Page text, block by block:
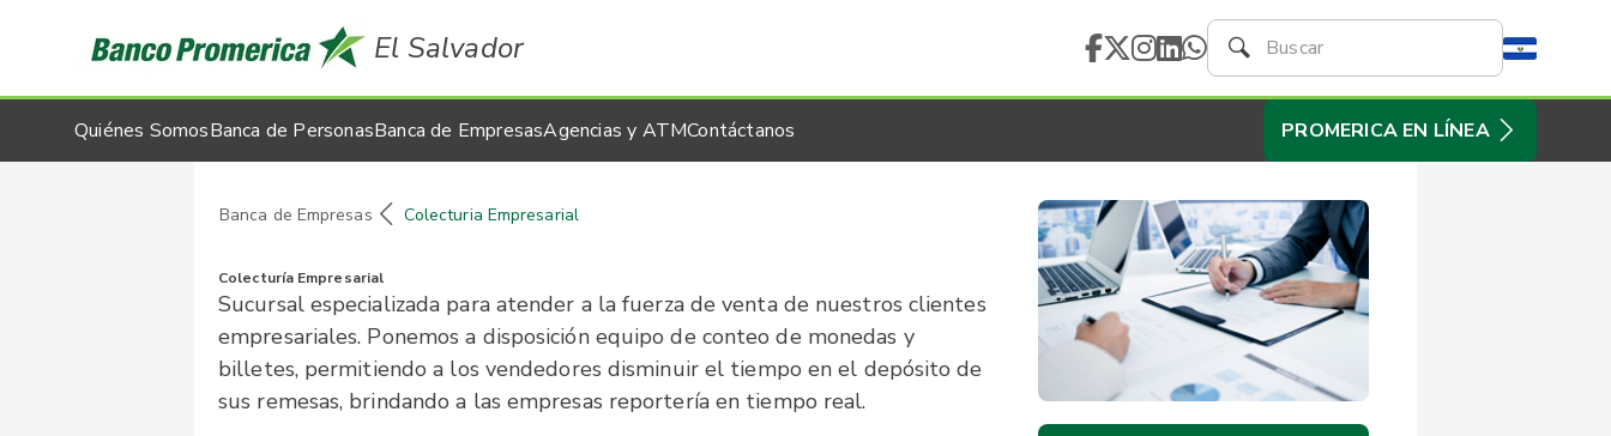
El Salvador
Quiénes SomosBanca de PersonasBanca de EmpresasAgencias y ATMContáctanos PROMERICA EN LÍNEA
Colecturia Empresarial
Banca de Empresas
Colecturía Empresarial
Sucursal especializada para atender a la fuerza de venta de nuestros clientes
empresariales. Ponemos a disposición equipo de conteo de monedas y
billetes, permitiendo a los vendedores disminuir el tiempo en el depósito de
sus remesas, brindando a las empresas reportería en tiempo real.